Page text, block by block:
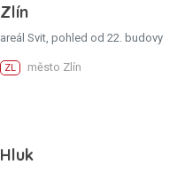
Zlín
areál Svit, pohled od 22. budovy
ZL město Zlín
Hluk